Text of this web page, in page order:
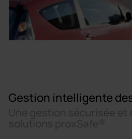
Gestion intelligente